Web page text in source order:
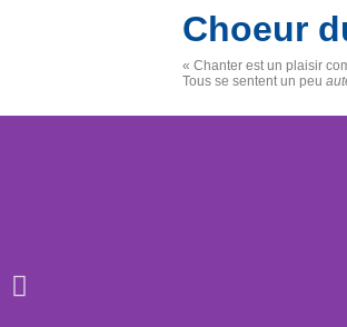
Choeur
« Chanter est un plaisir
Tous se sentent un peu